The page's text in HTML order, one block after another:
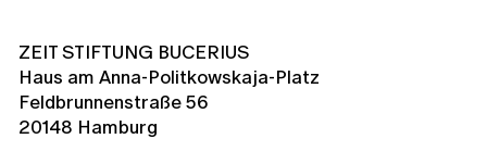
ZEIT STIFTUNG BUCERIUS
Haus am Anna-Politkowskaja-Platz
Feldbrunnenstraße 56
20148 Hamburg